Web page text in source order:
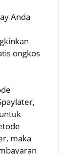
Anda
ongkos
maka